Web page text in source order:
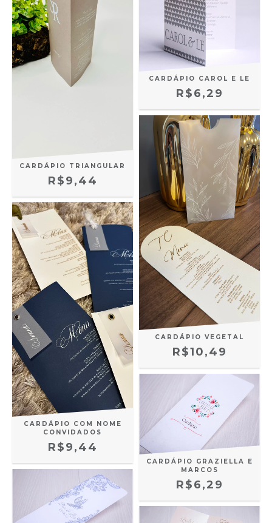
CARDÁPIO TRIANGULAR
R$9,44
CARDÁPIO CAROL E LE
R$6,29
CARDÁPIO COM NOME
CONVIDADOS
R$9,44
CARDÁPIO VEGETAL
R$10,49
CARDÁPIO GRAZIELLA E
MARCOS
R$6,29